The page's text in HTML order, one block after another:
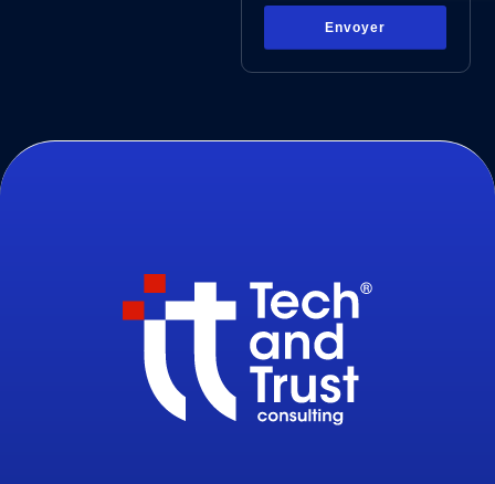
Envoyer